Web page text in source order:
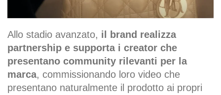
Allo stadio avanzato, il brand realizza
partnership e supporta i creator che
presentano community rilevanti per la
marca, commissionando loro video che
presentano naturalmente il prodotto ai propri